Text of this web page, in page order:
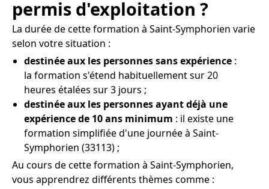
permis d'exploitation ?
La durée de cette formation à Saint-Symphorien varie
selon votre situation :
destinée aux les personnes sans expérience :
la formation s'étend habituellement sur 20
heures étalées sur 3 jours ;
destinée aux les personnes ayant déjà une
expérience de 10 ans minimum : il existe une
formation simplifiée d'une journée à Saint-
Symphorien (33113) ;
Au cours de cette formation à Saint-Symphorien,
vous apprendrez différents thèmes comme :